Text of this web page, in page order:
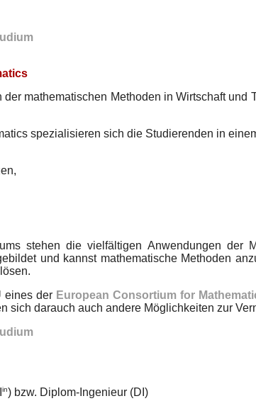
mathematischen Methoden in Wirtschaft
spezialisieren sich die Studierenden in
stehen die vielfältigen Anwendungen
und kannst mathematische Methoden
eines der European Consortium for
sich darauch auch andere Möglichkeiten zur
in) bzw. Diplom-Ingenieur (DI)